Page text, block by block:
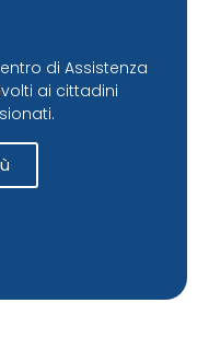
di Assistenza
ai cittadini